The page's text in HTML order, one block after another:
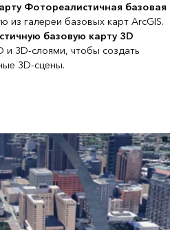
Фотореалистичная базовая
из галереи базовых карт ArcGIS.
базовую карту 3D
и 3D-слоями, чтобы создать
3D-сцены.